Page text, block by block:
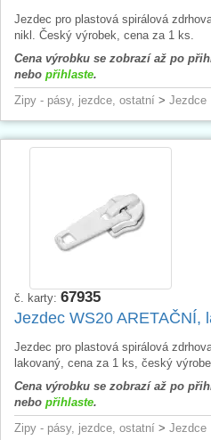
Jezdec pro plastová spirálová
nikl. Český výrobek, cena za 1 ks.
Cena výrobku se zobrazí až po
nebo přihlaste.
Zipy - pásy, jezdce, ostatní > Jezdce
č. karty: 67935
Jezdec WS20 ARETAČNÍ,
Jezdec pro plastová spirálová
lakovaný, cena za 1 ks, český
Cena výrobku se zobrazí až po
nebo přihlaste.
Zipy - pásy, jezdce, ostatní > Jezdce